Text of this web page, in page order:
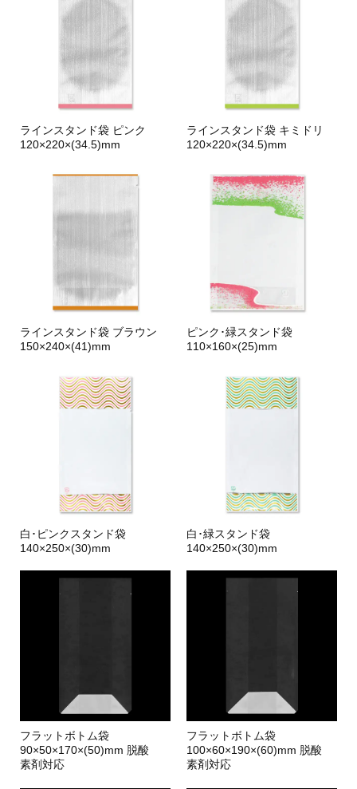
ラインスタンド袋 ピンク
120×220×(34.5)mm
ラインスタンド袋 キミドリ
120×220×(34.5)mm
ラインスタンド袋 ブラウン
150×240×(41)mm
ピンク･緑スタンド袋
110×160×(25)mm
白･ピンクスタンド袋
140×250×(30)mm
白･緑スタンド袋
140×250×(30)mm
フラットボトム袋
90×50×170×(50)mm 脱酸
素剤対応
フラットボトム袋
100×60×190×(60)mm 脱酸
素剤対応